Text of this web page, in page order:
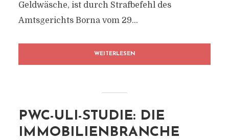
Geldwäsche, ist durch Strafbefehl des
Amtsgerichts Borna vom 29...
WEITERLESEN
PWC-ULI-STUDIE: DIE
IMMOBILIENBRANCHE